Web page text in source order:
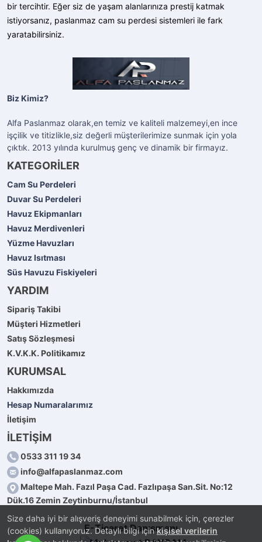
Size daha iyi bir alışveriş deneyimi sunabilmek için, çerezler
(cookies) kullanıyoruz. Detaylı bilgi içinkişisel verilerin
bir tercihtir. Eğer siz de yaşam alanlarınıza prestij katmak
istiyorsanız, paslanmaz cam su perdesi sistemleri ile fark
yaratabilirsiniz.
Biz Kimiz?
Alfa Paslanmaz olarak,en temiz ve kaliteli malzemeyi,en ince
işçilik ve titizlikle,siz değerli müşterilerimize sunmak için yola
çıktık. 2013 yılında kurulmuş genç ve dinamik bir firmayız.
KATEGORİLER
Cam Su Perdeleri
Duvar Su Perdeleri
Havuz Ekipmanları
Havuz Merdivenleri
Yüzme Havuzları
Havuz Isıtması
Süs Havuzu Fiskiyeleri
YARDIM
Sipariş Takibi
Müşteri Hizmetleri
Satış Sözleşmesi
K.V.K.K. Politikamız
KURUMSAL
Hakkımızda
Hesap Numaralarımız
İletişim
İLETİŞİM
0533 311 19 34
info@alfapaslanmaz.com
Maltepe Mah. Fazıl Paşa Cad. Fazlıpaşa San.Sit. No:12
Dük.16 Zemin Zeytinburnu/İstanbul
E-Ticaret Danışmanı